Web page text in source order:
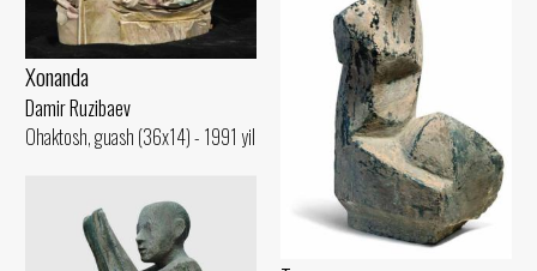
Xonanda
Damir Ruzibaev
Ohaktosh, guash (36x14) - 1991 yil